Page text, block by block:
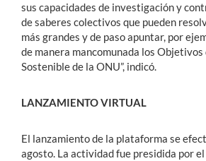
sus capacidades de investigación y
de saberes colectivos que pueden
más grandes y de paso apuntar, por
de manera mancomunada los
Sostenible de la ONU”, indicó.
LANZAMIENTO VIRTUAL
El lanzamiento de la plataforma se
agosto. La actividad fue presidida por